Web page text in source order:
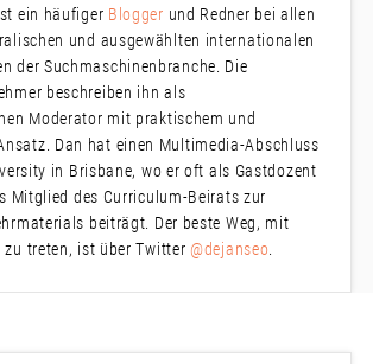
ein häufiger Blogger und Redner bei allen
und ausgewählten internationalen
der Suchmaschinenbranche. Die
beschreiben ihn als
Moderator mit praktischem und
Dan hat einen Multimedia-Abschluss
in Brisbane, wo er oft als Gastdozent
Mitglied des Curriculum-Beirats zur
beiträgt. Der beste Weg, mit
zu treten, ist über Twitter@dejanseo.